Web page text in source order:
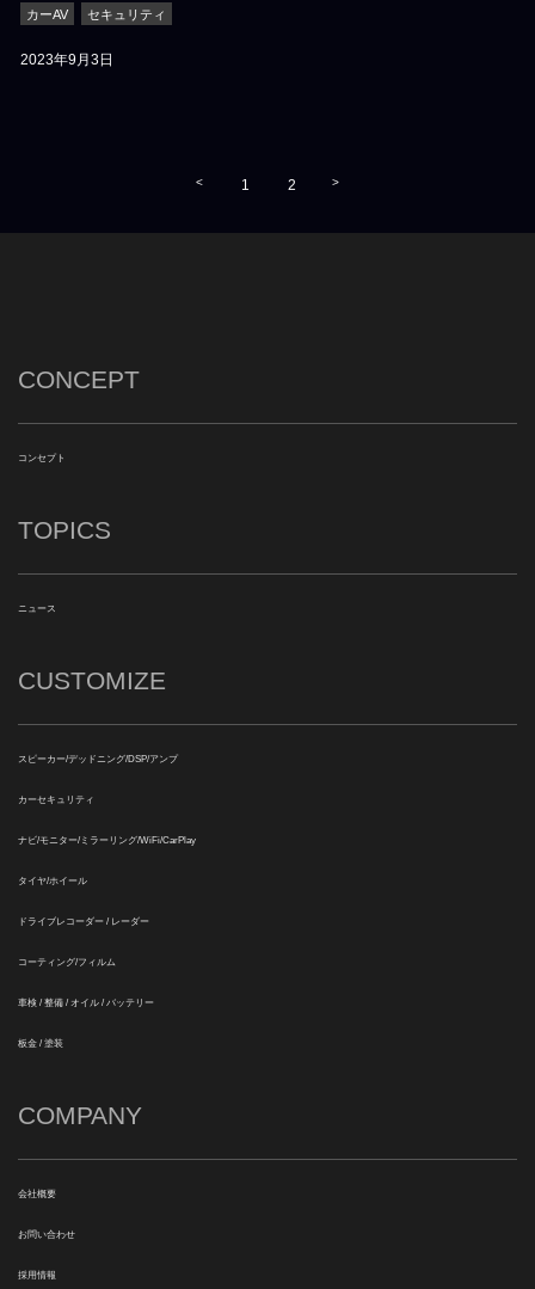
カーAV セキュリティ
2023年9月3日
< 1 2 >
CONCEPT
コンセプト
TOPICS
ニュース
CUSTOMIZE
スピーカー/デッドニング/DSP/アンプ
カーセキュリティ
ナビ/モニター/ミラーリング/WiFi/CarPlay
タイヤ/ホイール
ドライブレコーダー / レーダー
コーティング/フィルム
車検 / 整備 / オイル / バッテリー
板金 / 塗装
COMPANY
会社概要
お問い合わせ
採用情報